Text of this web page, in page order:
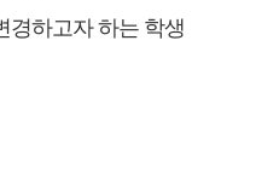
경하고자 하는 학생